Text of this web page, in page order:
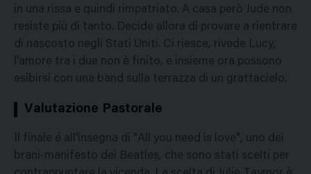
in una rissa e quindi rimpatriato. A casa però Jude non
resiste più di tanto. Decide allora di provare a rientrare
di nascosto negli Stati Uniti. Ci riesce, rivede Lucy,
l'amore tra i due non è finito, e insieme ora possono
esibirsi con una band sulla terrazza di un grattacielo.
Valutazione Pastorale
Il finale é all'insegna di "All you need is love", uno dei
brani-manifesto dei Beatles, che sono stati scelti per